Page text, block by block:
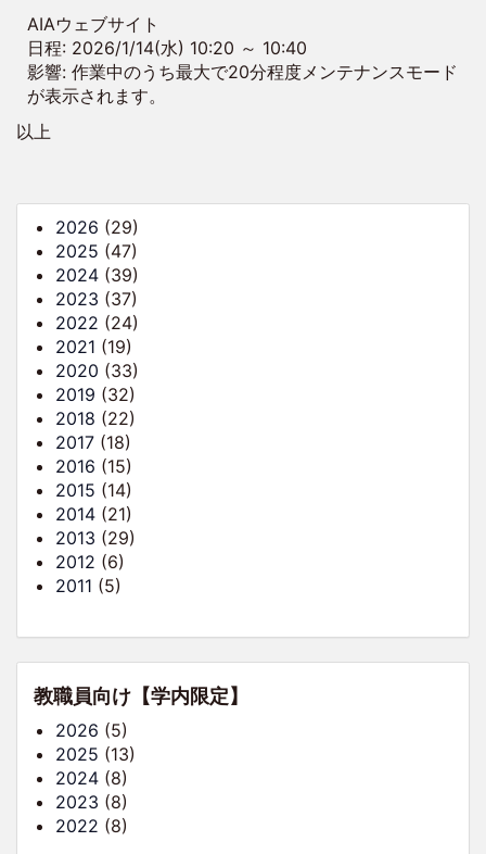
AIAウェブサイト
日程: 2026/1/14(水) 10:20 ～ 10:40
影響: 作業中のうち最大で20分程度メンテナンスモード
が表示されます。
以上
2026 (29)
2025 (47)
2024(39)
2023 (37)
2022 (24)
2021 (19)
2020 (33)
2019 (32)
2018 (22)
2017(18)
2016 (15)
2015 (14)
2014(21)
2013 (29)
2012 (6)
2011 (5)
教職員向け【学内限定】
2026 (5)
2025 (13)
2024(8)
2023 (8)
2022 (8)